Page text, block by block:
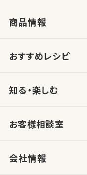
商品情報
おすすめレシピ
知る・楽しむ
お客様相談室
会社情報